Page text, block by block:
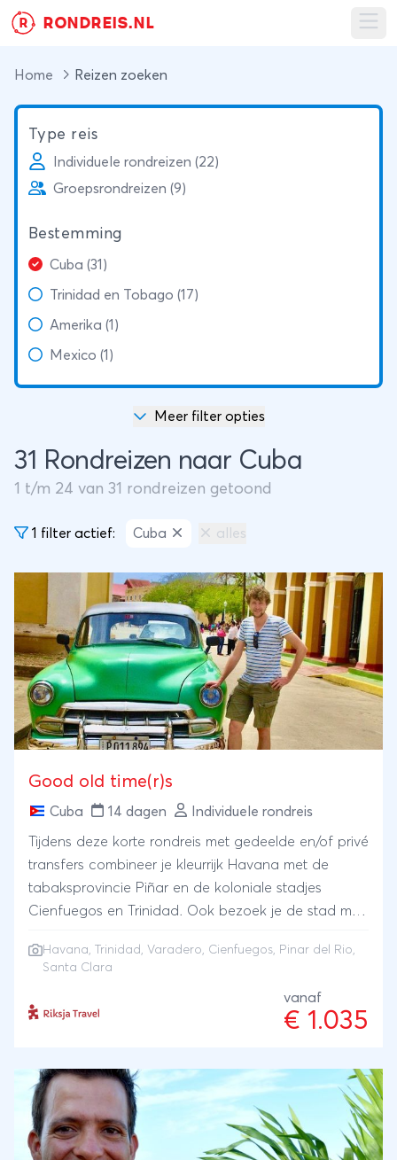
R RONDREIS.NL
Home Reizen zoeken
Type reis
Individuele rondreizen (22)
Groepsrondreizen (9)
Bestemming
Cuba (31)
Trinidad en Tobago (17)
Amerika (1)
Mexico (1)
Meer filter opties
31 Rondreizen naar Cuba
1 t/m 24 van 31 rondreizen getoond
1 filter actief: Cuba alles
Good old time(r)s
Cuba 14 dagen Individuele rondreis
Tijdens deze korte rondreis met gedeelde en/of privé
transfers combineer je kleurrijk Havana met de
tabaksprovincie Piñar en de koloniale stadjes
Cienfuegos en Trinidad. Ook bezoek je de stad met
eindigt deze rondreis Cuba aan de tropische
van je rondreis west Cuba.
Havana, Trinidad , Varadero, Cienfuegos, Pinar del Rio,
Santa Clara
vanaf
€ 1.035